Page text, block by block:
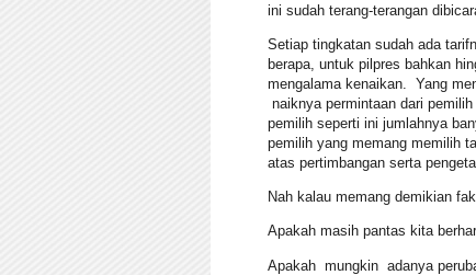
ini sudah terang-terangan
Setiap tingkatan sudah ada
berapa, untuk pilpres bahkan
mengalama kenaikan. Yang
naiknya permintaan dari
pemilih seperti ini jumlahnya
pemilih yang memang memilih
atas pertimbangan serta
Nah kalau memang demikian
Apakah masih pantas kita
Apakah mungkin adanya